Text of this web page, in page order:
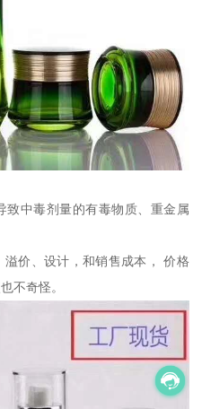
致中毒剂量的有毒物质、重金属
价、设计，和销售成本， 价格
不奇怪。